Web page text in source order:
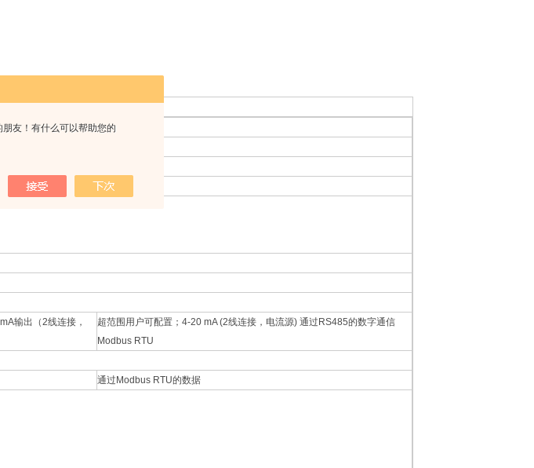
朋友！有什么可以帮助您的
价单
SF82 M12
输出（2线连接，
超范围用户可配置；4-20 mA (2线连接，电流源) 通过RS485的数字通信
Modbus RTU
通过Modbus RTU的数据